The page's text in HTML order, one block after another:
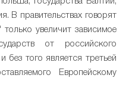
В правительствах говорят
увеличит зависимое
от российского
без того является третьей
Европейскому